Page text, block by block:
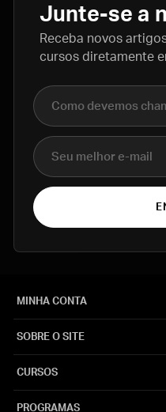
Junte-se a
Receba novos
cursos diretamente
Nome completo
E-mail
MINHA CONTA
SOBRE O SITE
CURSOS
PROGRAMAS